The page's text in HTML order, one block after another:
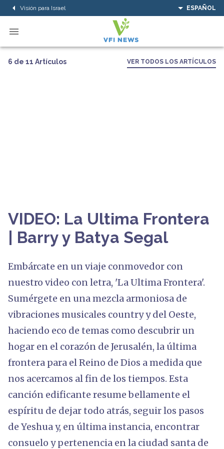
Visión para Israel ESPAÑOL
6 de 11 Artículos VER TODOS LOS ARTÍCULOS
VIDEO: La Ultima Frontera
| Barry y Batya Segal
Embárcate en un viaje conmovedor con
nuestro video con letra, 'La Ultima Frontera'.
Sumérgete en una mezcla armoniosa de
vibraciones musicales country y del Oeste,
haciendo eco de temas como descubrir un
hogar en el corazón de Jerusalén, la última
frontera para el Reino de Dios a medida que
nos acercamos al fin de los tiempos. Esta
canción edificante resume bellamente el
espíritu de dejar todo atrás, seguir los pasos
de Yeshua y, en última instancia, encontrar
consuelo y pertenencia en la ciudad santa de